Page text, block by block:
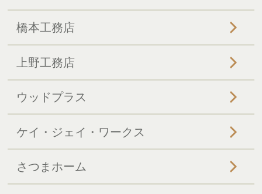
橋本工務店
上野工務店
ウッドプラス
ケイ・ジェイ・ワークス
さつまホーム